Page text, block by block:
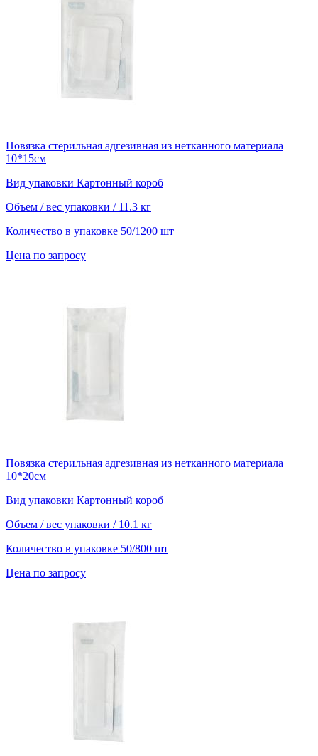
Повязка стерильная адгезивная из нетканного материала
10*15см
Вид упаковки Картонный короб
Объем / вес упаковки / 11.3 кг
Количество в упаковке 50/1200 шт
Цена по запросу
Повязка стерильная адгезивная из нетканного материала
10*20см
Вид упаковки Картонный короб
Объем / вес упаковки / 10.1 кг
Количество в упаковке 50/800 шт
Цена по запросу